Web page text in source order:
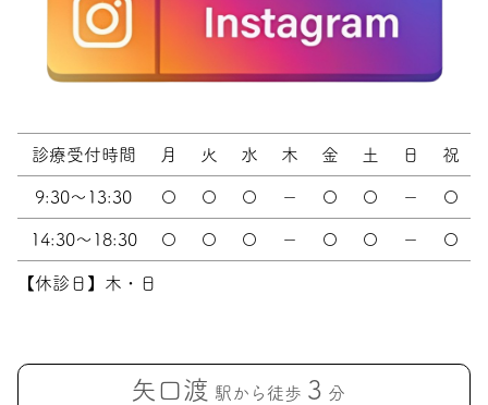
診療受付時間 月 火 水 木 金 土 日 祝
9:30～13:30 〇 〇 〇 － 〇 〇 － 〇
14:30～18:30 〇 〇 〇 － 〇 〇 － 〇
【休診日】木・日
矢口渡 駅から徒歩 3 分